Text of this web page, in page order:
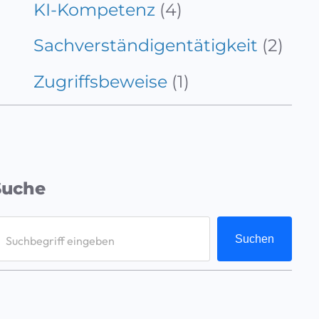
KI-Kompetenz(4)
Sachverständigentätigkeit (2)
Zugriffsbeweise(1)
Suchen